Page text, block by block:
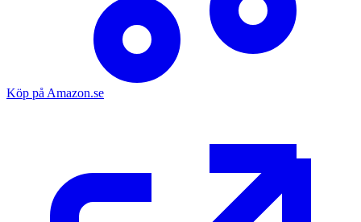
Köp på Amazon.se